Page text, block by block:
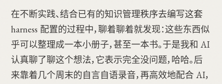
在不断实践、结合已有的知识管理秩序去编写这套
harness 配置的过程中，聊着聊着就发现：这些东西似
乎可以整理成一本小册子，甚至一本书。于是我和 AI
认真聊了聊这个想法，它表示完全没问题，哈哈。后
来靠着几个周末的自言自语录音，再高效地配合 AI，